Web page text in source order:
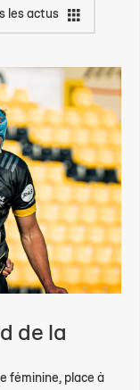
les actus
de la
féminine, place à